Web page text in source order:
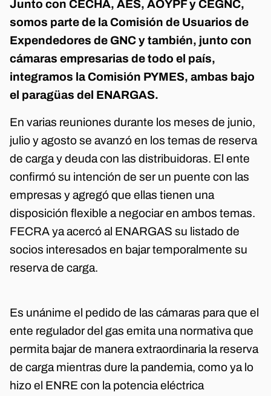
Junto con CECHA, AES, AOYPF y CEGNC,
somos parte de la Comisión de Usuarios de
Expendedores de GNC y también, junto con
cámaras empresarias de todo el país,
integramos la Comisión PYMES, ambas bajo
el paragüas del ENARGAS.
En varias reuniones durante los meses de junio,
julio y agosto se avanzó en los temas de reserva
de carga y deuda con las distribuidoras. El ente
confirmó su intención de ser un puente con las
empresas y agregó que ellas tienen una
disposición flexible a negociar en ambos temas.
FECRA ya acercó al ENARGAS su listado de
socios interesados en bajar temporalmente su
reserva de carga.
Es unánime el pedido de las cámaras para que el
ente regulador del gas emita una normativa que
permita bajar de manera extraordinaria la reserva
de carga mientras dure la pandemia, como ya lo
hizo el ENRE con la potencia eléctrica